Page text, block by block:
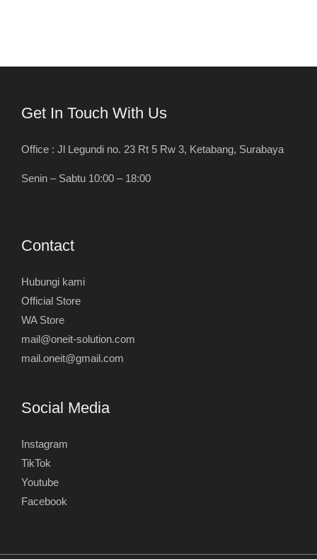
Get In Touch With Us
Office : Jl Legundi no. 23 Rt 5 Rw 3, Ketabang, Surabaya
Senin – Sabtu 10:00 – 18:00
Contact
Hubungi kami
Official Store
WA Store
mail@oneit-solution.com
mail.oneit@gmail.com
Social Media
Instagram
TikTok
Youtube
Facebook